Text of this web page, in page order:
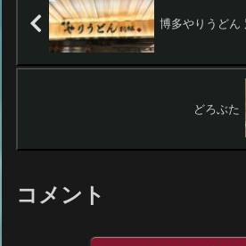
博多やりうどん
どろぶた
コメント